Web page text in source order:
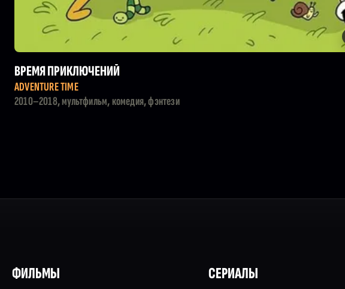
ВРЕМЯ ПРИКЛЮЧЕНИЙ
ADVENTURE TIME
2010–2018, мультфильм, комедия, фэнтези
ФИЛЬМЫ СЕРИАЛЫ